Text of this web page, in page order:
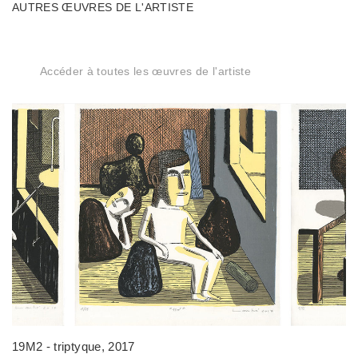
AUTRES ŒUVRES DE L'ARTISTE
Accéder à toutes les œuvres de l'artiste
19M2 - triptyque, 2017